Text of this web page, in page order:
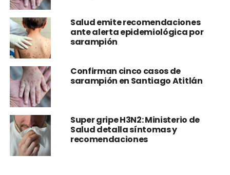
Salud emite recomendaciones
ante alerta epidemiológica por
sarampión
Confirman cinco casos de
sarampión en Santiago Atitlán
Super gripe H3N2: Ministerio de
Salud detalla síntomas y
recomendaciones